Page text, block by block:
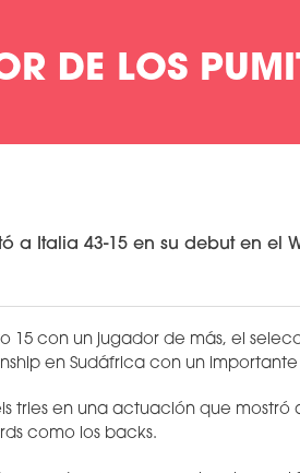
DE LOS
a Italia 43-15 en su debut en el
15 con un jugador de más, el
en Sudáfrica con un importante
tries en una actuación que
como los backs.